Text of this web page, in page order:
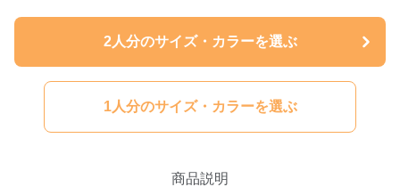
2人分のサイズ・カラーを選ぶ
1人分のサイズ・カラーを選ぶ
商品説明